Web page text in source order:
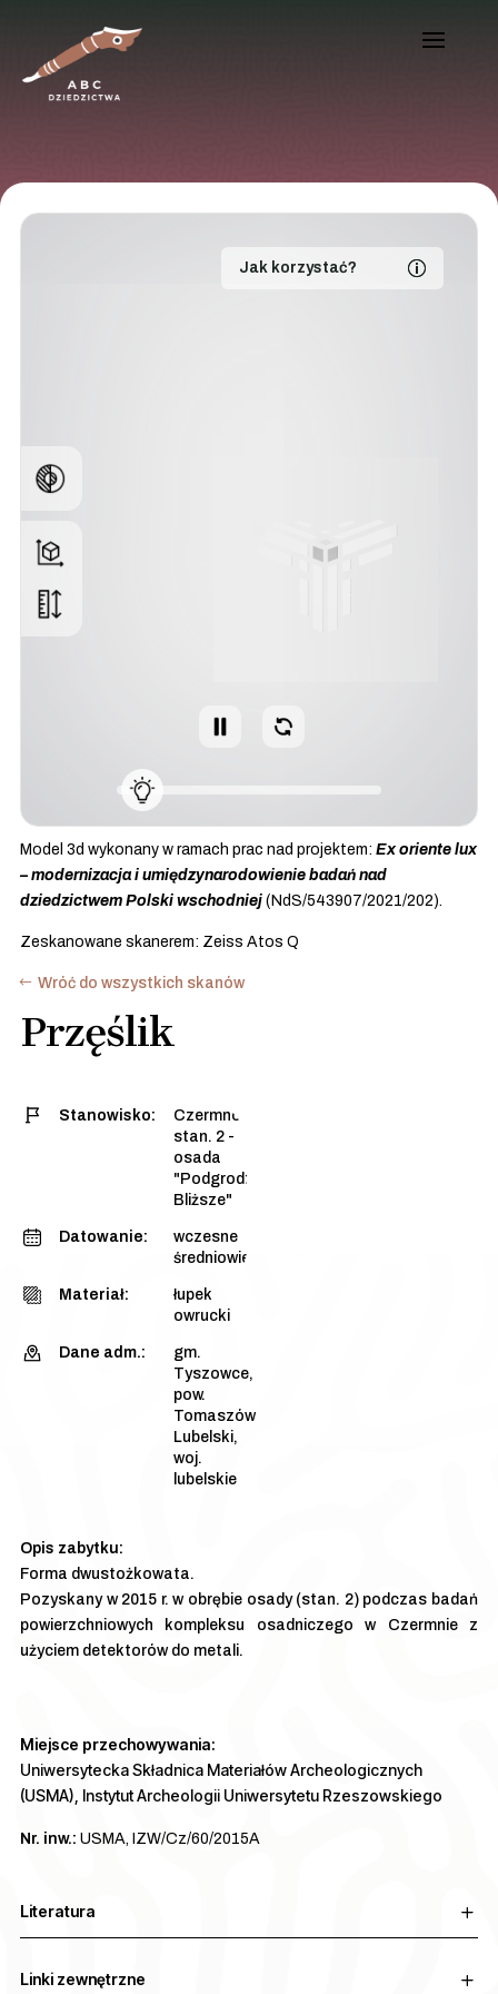
Jak korzystać?
Model 3d wykonany w ramach prac nad projektem: Ex oriente lux
– modernizacja i umiędzynarodowienie badań nad
dziedzictwem Polski wschodniej (NdS/543907/2021/202).
Zeskanowane skanerem: Zeiss Atos Q
Wróć do wszystkich skanów
Przęślik
Stanowisko:
Czermno,
stan. 2 -
osada
"Podgrodzie
Bliższe"
Datowanie:
wczesne
średniowiecze
Materiał:
łupek
owrucki
Dane adm.:
gm.
Tyszowce,
pow.
Tomaszów
Lubelski,
woj.
lubelskie
Forma dwustożkowata.
Pozyskany w 2015 r. w obrębie osady (stan. 2) podczas badań
powierzchniowych kompleksu osadniczego w Czermnie z
użyciem detektorów do metali.
Miejsce przechowywania:
Uniwersytecka Składnica Materiałów Archeologicznych
(USMA), Instytut Archeologii Uniwersytetu Rzeszowskiego
Nr. inw.: USMA, IZW/Cz/60/2015A
Literatura
Linki zewnętrzne